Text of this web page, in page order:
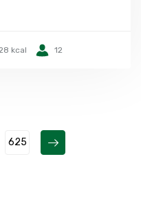
kcal 12
625